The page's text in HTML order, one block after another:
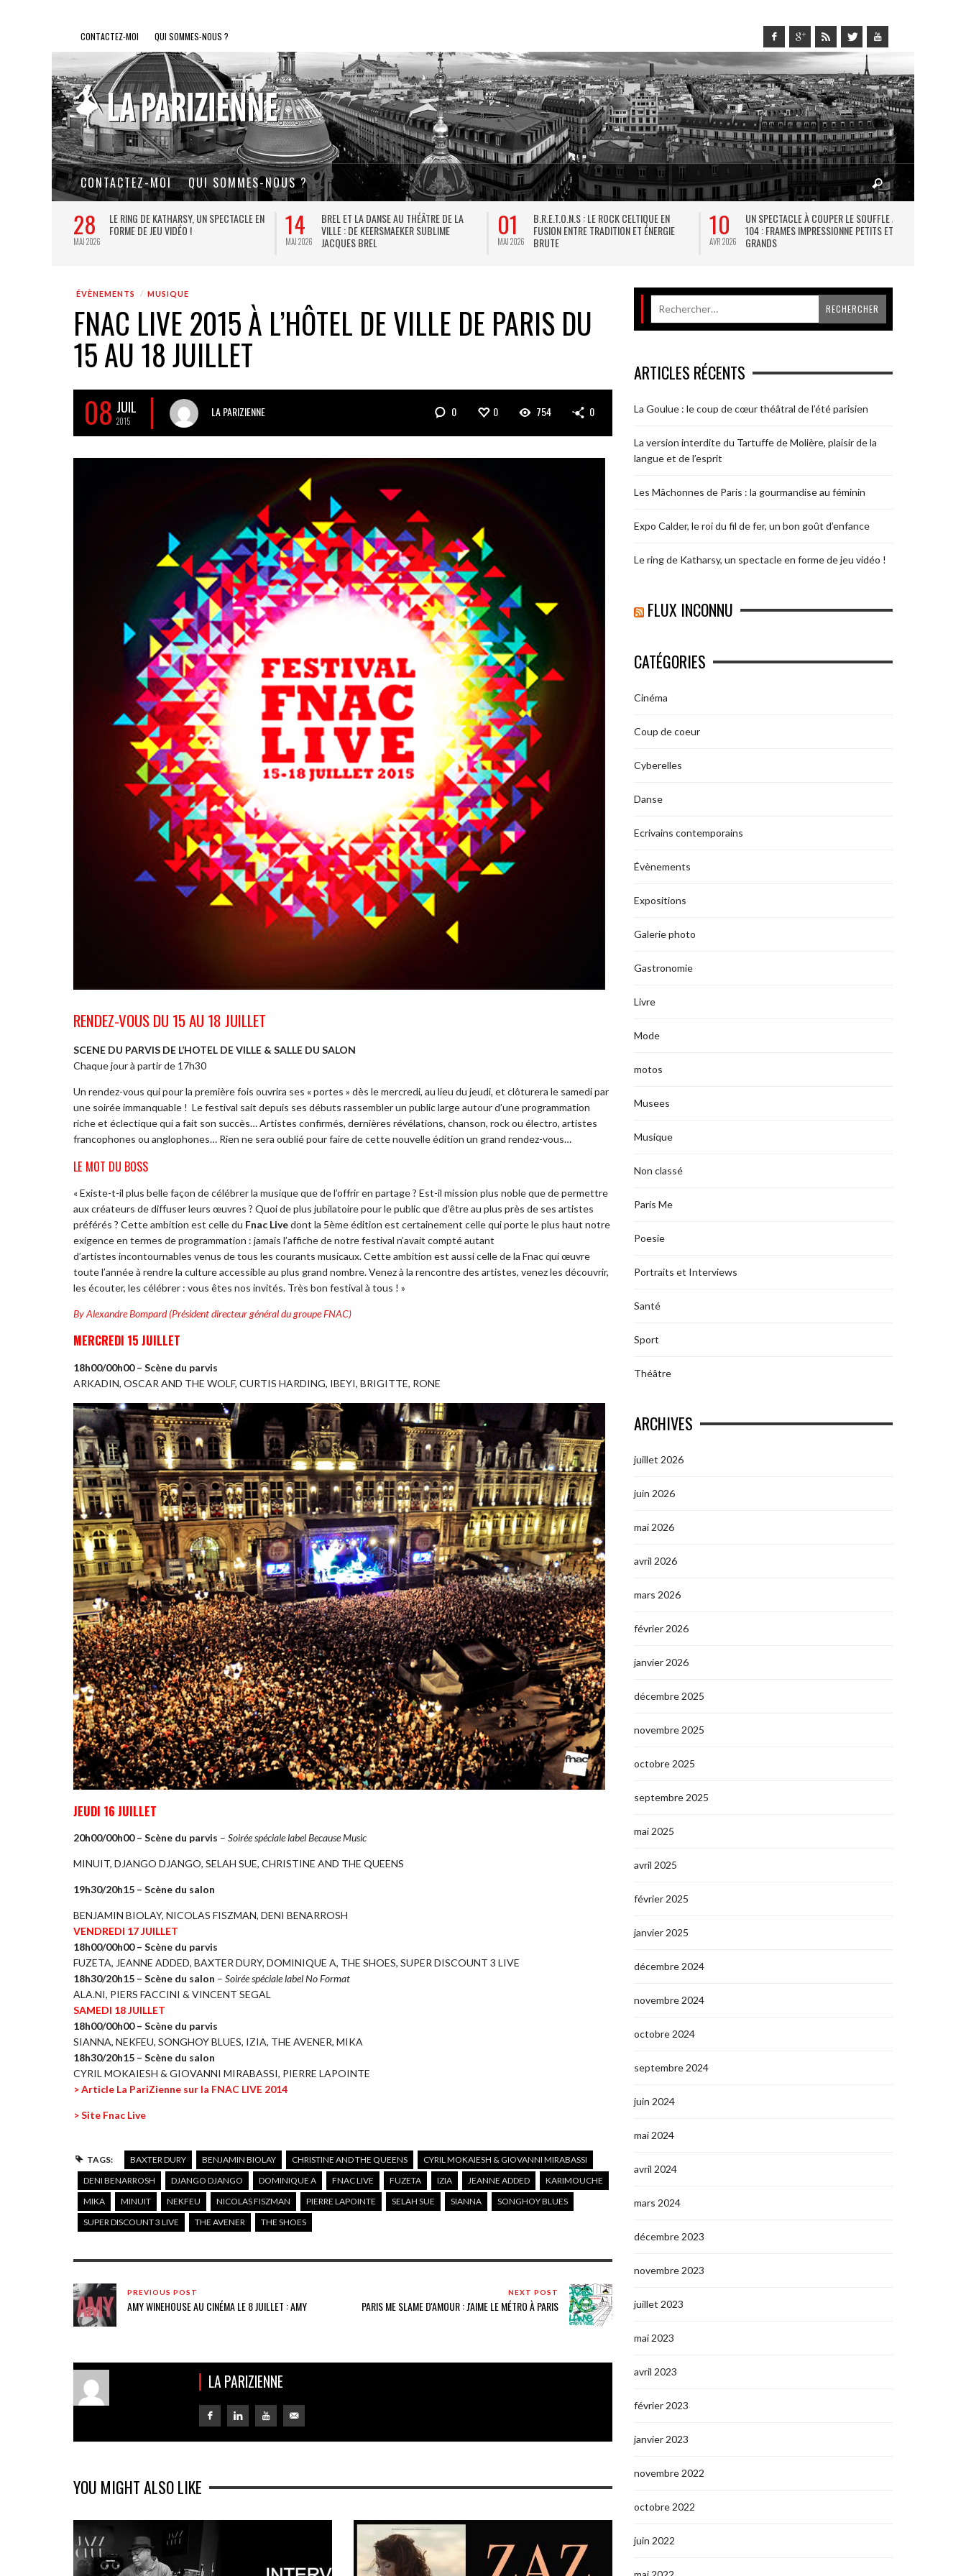
CONTACTEZ-MOI QUI SOMMES-NOUS ?
CONTACTEZ-MOI QUI SOMMES-NOUS ?
28
MAI 2026
LE RING DE KATHARSY, UN SPECTACLE EN
FORME DE JEU VIDÉO !
14
MAI 2026
BREL ET LA DANSE AU THÉÂTRE DE LA
VILLE : DE KEERSMAEKER SUBLIME
JACQUES BREL
01
MAI 2026
B.R.E.T.O.N.S : LE ROCK CELTIQUE EN
FUSION ENTRE TRADITION ET ÉNERGIE
BRUTE
10
AVR 2026
UN SPECTACLE À COUPER LE SOUFFLE AU
104 : FRAMES IMPRESSIONNE PETITS ET
GRANDS
ÉVÈNEMENTS MUSIQUE
FNAC LIVE 2015 À L’HÔTEL DE VILLE DE PARIS DU
15 AU 18 JUILLET
08 JUIL
2015
LA PARIZIENNE 0 0 754 0
RENDEZ-VOUS DU 15 AU 18 JUILLET
SCENE DU PARVIS DE L’HOTEL DE VILLE & SALLE DU SALON
Chaque jour à partir de 17h30
Un rendez-vous qui pour la première fois ouvrira ses « portes » dès le mercredi, au lieu du jeudi, et clôturera le samedi par
une soirée immanquable ! Le festival sait depuis ses débuts rassembler un public large autour d’une programmation
riche et éclectique qui a fait son succès… Artistes confirmés, dernières révélations, chanson, rock ou électro, artistes
francophones ou anglophones… Rien ne sera oublié pour faire de cette nouvelle édition un grand rendez-vous…
LE MOT DU BOSS
« Existe-t-il plus belle façon de célébrer la musique que de l’offrir en partage ? Est-il mission plus noble que de permettre
aux créateurs de diffuser leurs œuvres ? Quoi de plus jubilatoire pour le public que d’être au plus près de ses artistes
préférés ? Cette ambition est celle du Fnac Livedont la 5ème édition est certainement celle qui porte le plus haut notre
exigence en termes de programmation : jamais l’affiche de notre festival n’avait compté autant
d’artistes incontournables venus de tous les courants musicaux. Cette ambition est aussi celle de la Fnac qui œuvre
toute l’année à rendre la culture accessible au plus grand nombre. Venez à la rencontre des artistes, venez les découvrir,
les écouter, les célébrer : vous êtes nos invités. Très bon festival à tous ! »
By Alexandre Bompard (Président directeur général du groupe FNAC)
MERCREDI 15 JUILLET
18h00/00h00 – Scène du parvis
ARKADIN, OSCAR AND THE WOLF, CURTIS HARDING, IBEYI, BRIGITTE, RONE
JEUDI 16 JUILLET
20h00/00h00 – Scène du parvis – Soirée spéciale label Because Music
MINUIT, DJANGO DJANGO, SELAH SUE, CHRISTINE AND THE QUEENS
19h30/20h15 – Scène du salon
BENJAMIN BIOLAY, NICOLAS FISZMAN, DENI BENARROSH
VENDREDI 17 JUILLET
18h00/00h00 – Scène du parvis
FUZETA, JEANNE ADDED, BAXTER DURY, DOMINIQUE A, THE SHOES, SUPER DISCOUNT 3 LIVE
18h30/20h15 – Scène du salon – Soirée spéciale label No Format
ALA.NI, PIERS FACCINI & VINCENT SEGAL
SAMEDI 18 JUILLET
18h00/00h00 – Scène du parvis
SIANNA, NEKFEU, SONGHOY BLUES, IZIA, THE AVENER, MIKA
18h30/20h15 – Scène du salon
CYRIL MOKAIESH & GIOVANNI MIRABASSI, PIERRE LAPOINTE
> Article La PariZienne sur la FNAC LIVE 2014
> Site Fnac Live
TAGS: BAXTER DURY BENJAMIN BIOLAY CHRISTINE AND THE QUEENS
CYRIL MOKAIESH & GIOVANNI MIRABASSI
DENI BENARROSH
DJANGO DJANGO DOMINIQUE A FNAC LIVE FUZETA IZIA JEANNE ADDED
KARIMOUCHE
MIKA
MINUIT NEKFEU NICOLAS FISZMAN PIERRE LAPOINTE SELAH SUE SIANNA
SONGHOY BLUES
SUPER DISCOUNT 3 LIVE
THE AVENER THE SHOES
PREVIOUS POST
AMY WINEHOUSE AU CINÉMA LE 8 JUILLET : AMY
NEXT POST
PARIS ME SLAME D'AMOUR : J'AIME LE MÉTRO À PARIS
LA PARIZIENNE
YOU MIGHT ALSO LIKE
ARTICLES RÉCENTS
La Goulue : le coup de cœur théâtral de l’été parisien
La version interdite du Tartuffe de Molière, plaisir de la
langue et de l’esprit
Les Mâchonnes de Paris : la gourmandise au féminin
Expo Calder, le roi du fil de fer, un bon goût d’enfance
Le ring de Katharsy, un spectacle en forme de jeu vidéo !
FLUX INCONNU
CATÉGORIES
Cinéma
Coup de coeur
Cyberelles
Danse
Ecrivains contemporains
Évènements
Expositions
Galerie photo
Gastronomie
Livre
Mode
motos
Musees
Musique
Non classé
Paris Me
Poesie
Portraits et Interviews
Santé
Sport
Théâtre
ARCHIVES
juillet 2026
juin 2026
mai 2026
avril 2026
mars 2026
février 2026
janvier 2026
décembre 2025
novembre 2025
octobre 2025
septembre 2025
mai 2025
avril 2025
février 2025
janvier 2025
décembre 2024
novembre 2024
octobre 2024
septembre 2024
juin 2024
mai 2024
avril 2024
mars 2024
décembre 2023
novembre 2023
juillet 2023
mai 2023
avril 2023
février 2023
janvier 2023
novembre 2022
octobre 2022
juin 2022